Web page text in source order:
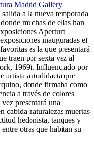
Madrid Gallery
a la nueva temporada
muchas de ellas han
Apertura
inauguradas el
es la que presentará
traen por sexta vez al
1969). Influenciado por
artista autodidacta que
donde firmaba como
a través de colores
presentará una
cabida naturalezas muertas
hedonista, tanques y
otras que habitan su